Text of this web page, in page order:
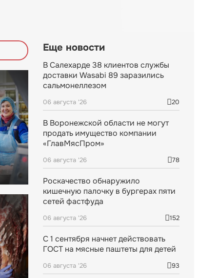
Еще новости
В Салехарде 38 клиентов службы
доставки Wasabi 89 заразились
сальмонеллезом
06 августа '26 20
В Воронежской области не могут
продать имущество компании
«ГлавМясПром»
06 августа '26 78
Роскачество обнаружило
кишечную палочку в бургерах пяти
сетей фастфуда
06 августа '26 152
С 1 сентября начнет действовать
ГОСТ на мясные паштеты для детей
06 августа '26 93